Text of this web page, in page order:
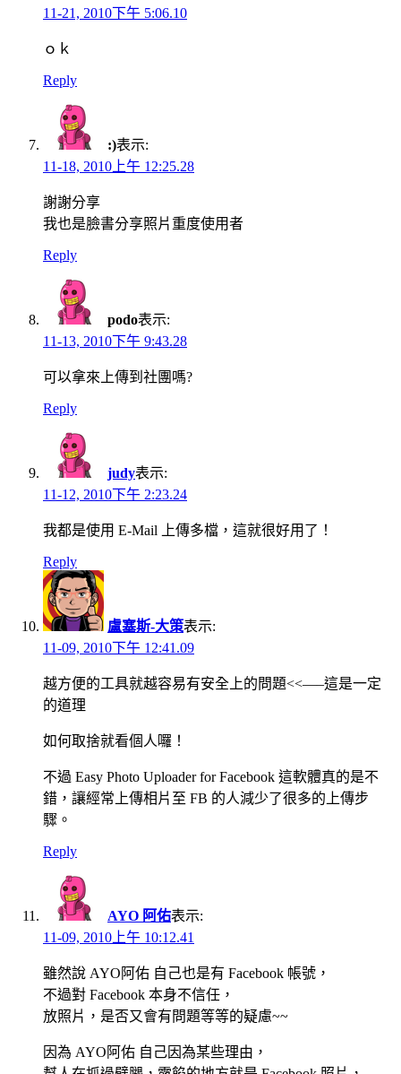
11-21, 2010下午 5:06.10
ｏｋ
Reply
:)表示:
11-18, 2010上午 12:25.28
謝謝分享
我也是臉書分享照片重度使用者
Reply
podo表示:
11-13, 2010下午 9:43.28
可以拿來上傳到社團嗎?
Reply
judy表示:
11-12, 2010下午 2:23.24
我都是使用 E-Mail 上傳多檔，這就很好用了！
Reply
盧塞斯-大策表示:
11-09, 2010下午 12:41.09
越方便的工具就越容易有安全上的問題<<—–這是一定
的道理
如何取捨就看個人囉！
不過 Easy Photo Uploader for Facebook 這軟體真的是不
錯，讓經常上傳相片至 FB 的人減少了很多的上傳步
驟。
Reply
AYO 阿佑表示:
11-09, 2010上午 10:12.41
雖然說 AYO阿佑 自己也是有 Facebook 帳號，
不過對 Facebook 本身不信任，
放照片，是否又會有問題等等的疑慮~~
因為 AYO阿佑 自己因為某些理由，